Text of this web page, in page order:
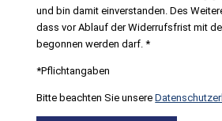
und bin damit einverstanden. Des
dass vor Ablauf der Widerrufsfrist mit
begonnen werden darf. *
*Pflichtangaben
Bitte beachten Sie unsere